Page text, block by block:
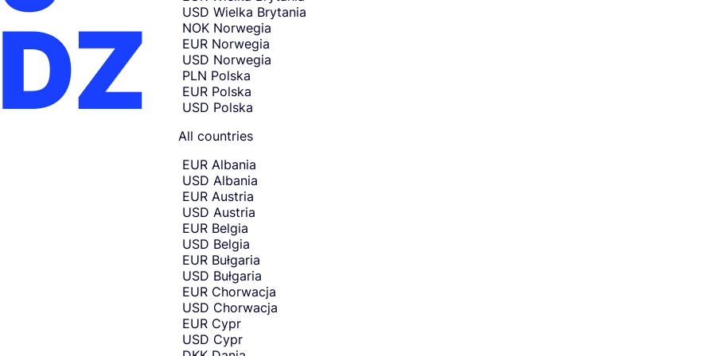
h
e
c
o
u
n
t
r
y
o
c
u
e
n
c
y
y
o
currency
selection
and
move
to
sending
amount
entry.
USD Wielka Brytania
NOK Norwegia
EUR Norwegia
USD Norwegia
PLN Polska
EUR Polska
USD Polska
All countries
EUR Albania
USD Albania
EUR Austria
USD Austria
EUR Belgia
USD Belgia
EUR Bułgaria
USD Bułgaria
EUR Chorwacja
USD Chorwacja
EUR Cypr
USD Cypr